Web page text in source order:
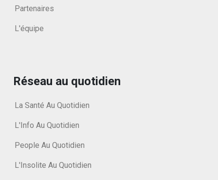
Partenaires
L'équipe
Réseau au quotidien
La Santé Au Quotidien
L'Info Au Quotidien
People Au Quotidien
L'Insolite Au Quotidien